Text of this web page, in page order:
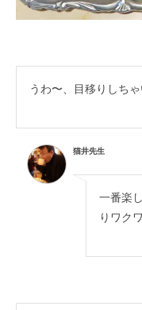
うわ〜、目移りしちゃ
猫井先生
一番楽
りワク